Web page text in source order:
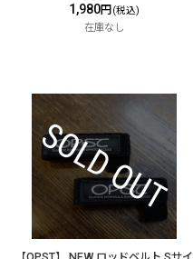
1,980円 (税込)
在庫なし